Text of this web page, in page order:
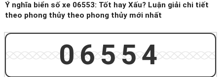
Ý nghĩa biển số xe 06553: Tốt hay Xấu? Luận giải chi tiết
theo phong thủy theo phong thủy mới nhất
06554